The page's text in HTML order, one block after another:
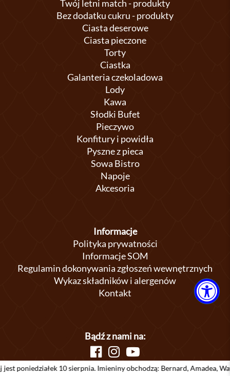
Twój letni match - produkty
Bez dodatku cukru - produkty
Ciasta deserowe
Ciasta pieczone
Torty
Ciastka
Galanteria czekoladowa
Lody
Kawa
Słodki Bufet
Pieczywo
Konfitury i powidła
Pyszne z pieca
Sowa Bistro
Napoje
Akcesoria
Informacje
Polityka prywatności
Informacje SOM
Regulamin dokonywania zgłoszeń wewnętrznych
Wykaz składników i alergenów
Kontakt
Bądź z nami na:
Copyright 2026 by Cukiernia Sowa. All rights reserved.
10 sierpnia. Imieniny obchodzą: Bernard, Amadea, Wawrzyniec,